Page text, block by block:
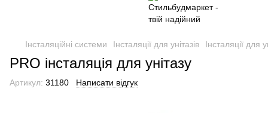
Інсталяційні системи Інсталяції для унітазів Інсталяції для
PRO інсталяція для унітазу
Артикул: 31180 Написати відгук